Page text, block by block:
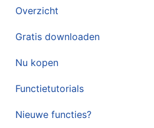
Overzicht
Gratis downloaden
Nu kopen
Functietutorials
Nieuwe functies?